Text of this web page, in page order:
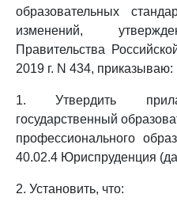
образовательных
изменений,
Правительства
2019 г. N 434, приказываю:
1. Утвердить
государственный
профессионального
40.02.4 Юриспруденция
2. Установить, что: